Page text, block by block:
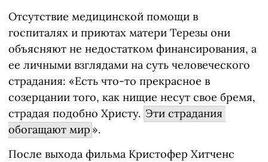
Отсутствие медицинской помощи в
госпиталях и приютах матери Терезы они
объясняют не недостатком финансирования, а
ее личными взглядами на суть человеческого
страдания: «Есть что-то прекрасное в
созерцании того, как нищие несут свое бремя,
страдая подобно Христу. Эти страдания
обогащают мир ».
После выхода фильма Кристофер Хитченс